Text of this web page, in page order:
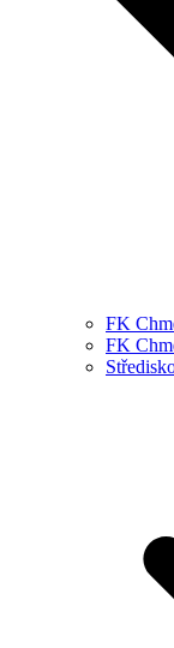
FK
FK